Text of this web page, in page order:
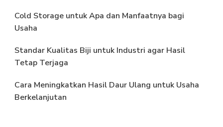
Cold Storage untuk Apa dan Manfaatnya bagi
Usaha
Standar Kualitas Biji untuk Industri agar Hasil
Tetap Terjaga
Cara Meningkatkan Hasil Daur Ulang untuk Usaha
Berkelanjutan